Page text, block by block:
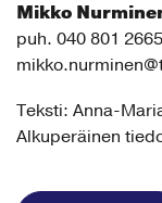
Mikko
puh. 040 801 2665
Teksti: Anna-
Alkuperäinen